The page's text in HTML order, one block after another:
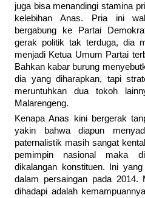
juga bisa menandingi stamina
kelebihan Anas. Pria ini
bergabung ke Partai
gerak politik tak terduga, dia
menjadi Ketua Umum Partai
Bahkan kabar burung
dia yang diharapkan, tapi
meruntuhkan dua tokoh
Malarengeng.
Kenapa Anas kini bergerak
yakin bahwa diapun
paternalistik masih sangat
pemimpin nasional maka
dikalangan konstituen. Ini
dalam persaingan pada 2014.
dihadapi adalah